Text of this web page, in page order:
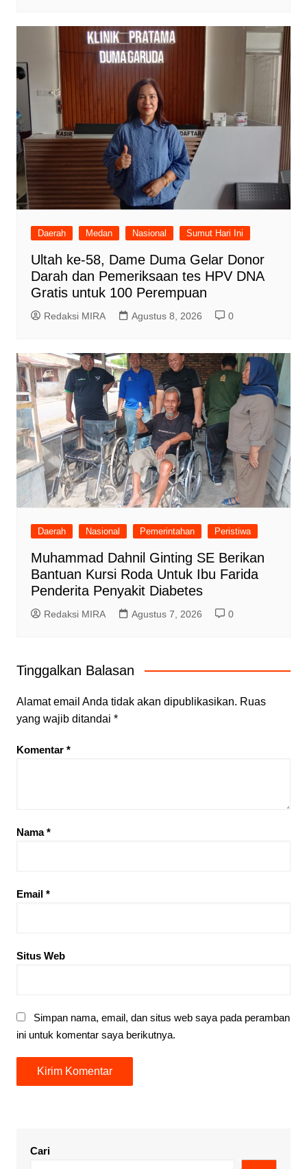
Daerah Medan Nasional Sumut Hari Ini
Ultah ke-58, Dame Duma Gelar Donor
Darah dan Pemeriksaan tes HPV DNA
Gratis untuk 100 Perempuan
Redaksi MIRA Agustus 8, 2026 0
Daerah Nasional Pemerintahan Peristiwa
Muhammad Dahnil Ginting SE Berikan
Bantuan Kursi Roda Untuk Ibu Farida
Penderita Penyakit Diabetes
Redaksi MIRA Agustus 7, 2026 0
Tinggalkan Balasan
Alamat email Anda tidak akan dipublikasikan. Ruas
yang wajib ditandai *
Komentar *
Nama*
Email *
Situs Web
Simpan nama, email, dan situs web saya pada peramban
ini untuk komentar saya berikutnya.
Cari